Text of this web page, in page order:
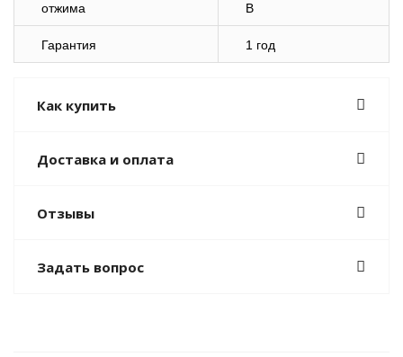
отжима
B
Гарантия 1 год
Как купить
Доставка и оплата
Отзывы
Задать вопрос